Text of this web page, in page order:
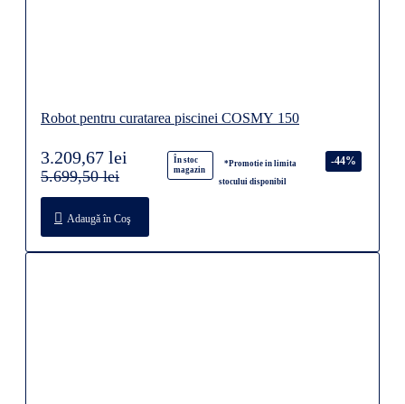
Robot pentru curatarea piscinei COSMY 150
În stoc
magazin
*Promotie in limita
stocului disponibil
-44%
3.209,67 lei
5.699,50 lei
Adaugă în Coş